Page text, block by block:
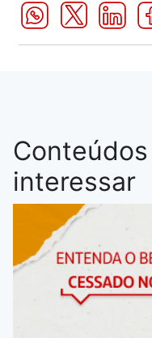
interessar